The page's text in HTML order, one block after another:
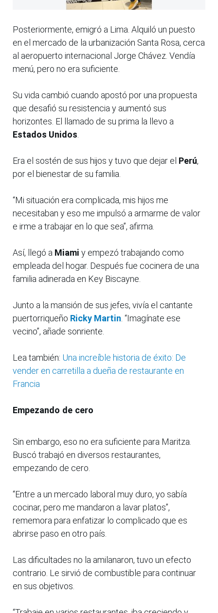
Posteriormente, emigró a Lima. Alquiló un puesto
en el mercado de la urbanización Santa Rosa, cerca
al aeropuerto internacional Jorge Chávez. Vendía
menú, pero no era suficiente.
Su vida cambió cuando apostó por una propuesta
que desafió su resistencia y aumentó sus
horizontes. El llamado de su prima la llevo a
Estados Unidos
Era el sostén de sus hijos y tuvo que dejar el Perú,
por el bienestar de su familia.
“Mi situación era complicada, mis hijos me
necesitaban y eso me impulsó a armarme de valor
e irme a trabajar en lo que sea”, afirma.
Así, llegó a Miami y empezó trabajando como
empleada del hogar. Después fue cocinera de una
familia adinerada en Key Biscayne.
Junto a la mansión de sus jefes, vivía el cantante
puertorriqueño Ricky Martin . “Imagínate ese
vecino”, añade sonriente.
Lea también: Una increíble historia de éxito: De
vender en carretilla a dueña de restaurante en
Francia
Empezando de cero
Sin embargo, eso no era suficiente para Maritza.
Buscó trabajó en diversos restaurantes,
empezando de cero.
“Entre a un mercado laboral muy duro, yo sabía
cocinar, pero me mandaron a lavar platos”,
rememora para enfatizar lo complicado que es
abrirse paso en otro país.
Las dificultades no la amilanaron, tuvo un efecto
contrario. Le sirvió de combustible para continuar
en sus objetivos.